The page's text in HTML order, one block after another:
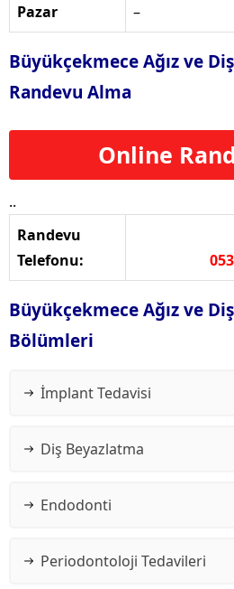
Pazar –
Büyükçekmece Ağız ve
Randevu Alma
Online
..
Randevu
Telefonu:
Büyükçekmece Ağız ve
Bölümleri
İmplant Tedavisi
Diş Beyazlatma
Endodonti
Periodontoloji Tedavileri